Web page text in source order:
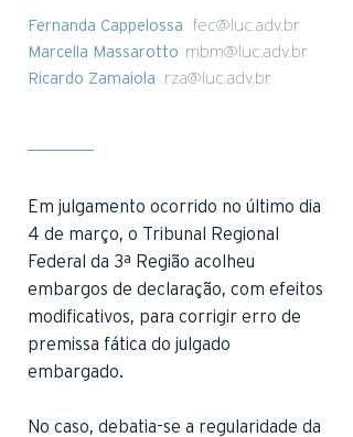
Fernanda Cappelossa fec@luc.adv.br
Marcella Massarotto mbm@luc.adv.br
Ricardo Zamaiola rza@luc.adv.br
Em julgamento ocorrido no último dia
4 de março, o Tribunal Regional
Federal da 3ª Região acolheu
embargos de declaração, com efeitos
modificativos, para corrigir erro de
premissa fática do julgado
embargado.
No caso, debatia-se a regularidade da